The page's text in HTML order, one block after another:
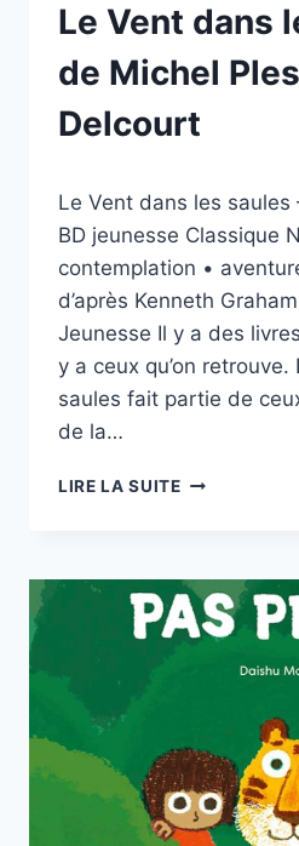
Le Vent dans
de Michel
Delcourt
esther.vernier@gmail.com
Le Vent dans les saules
BD jeunesse Classique
contemplation •
d’après Kenneth
Jeunesse Il y a des
y a ceux qu’on
saules fait partie de
de la…
LIRE LA SUITELE
SAULES
DE
MICHEL